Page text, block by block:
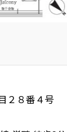
２８番４号